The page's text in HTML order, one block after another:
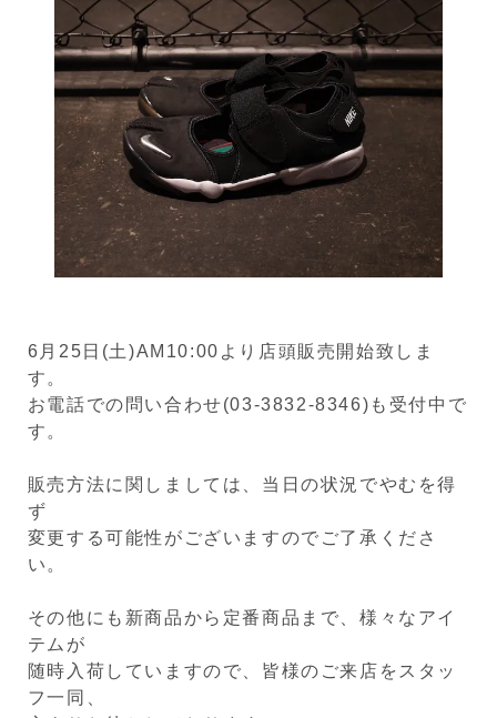
6月25日(土)AM10:00より店頭販売開始致しま
す。
お電話での問い合わせ(03-3832-8346)も受付中で
す。
販売方法に関しましては、当日の状況でやむを得
ず
変更する可能性がございますのでご了承くださ
い。
その他にも新商品から定番商品まで、様々なアイ
テムが
随時入荷していますので、皆様のご来店をスタッ
フ一同、